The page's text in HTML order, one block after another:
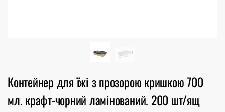
Контейнер для їжі з прозорою кришкою 700
мл. крафт-чорний ламінований. 200 шт/ящ